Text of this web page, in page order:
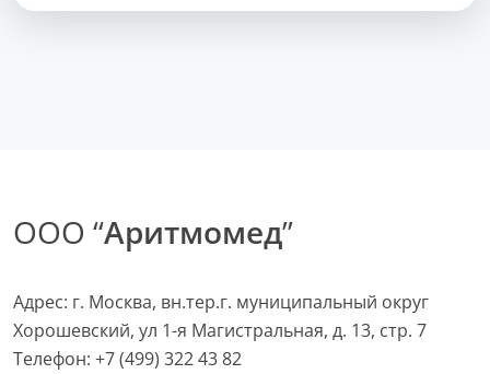
ООО “Аритмомед”
Адрес: г. Москва, вн.тер.г. муниципальный округ
Хорошевский, ул 1-я Магистральная, д. 13, стр. 7
Телефон: +7 (499) 322 43 82